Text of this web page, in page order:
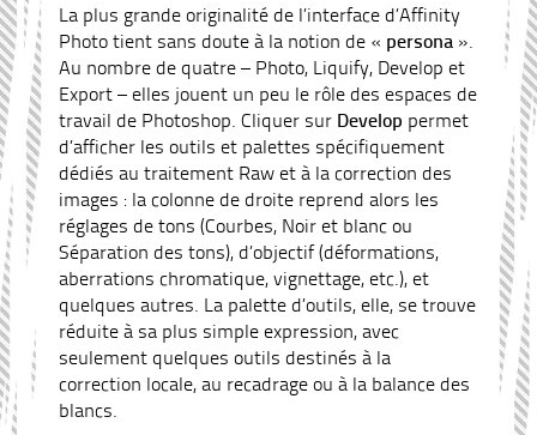
La plus grande originalité de l’interface d’Affinity
Photo tient sans doute à la notion de « persona ».
Au nombre de quatre – Photo, Liquify, Develop et
Export – elles jouent un peu le rôle des espaces de
travail de Photoshop. Cliquer sur Develop permet
d’afficher les outils et palettes spécifiquement
dédiés au traitement Raw et à la correction des
images : la colonne de droite reprend alors les
réglages de tons (Courbes, Noir et blanc ou
Séparation des tons), d’objectif (déformations,
aberrations chromatique, vignettage, etc.), et
quelques autres. La palette d’outils, elle, se trouve
réduite à sa plus simple expression, avec
seulement quelques outils destinés à la
correction locale, au recadrage ou à la balance des
blancs.